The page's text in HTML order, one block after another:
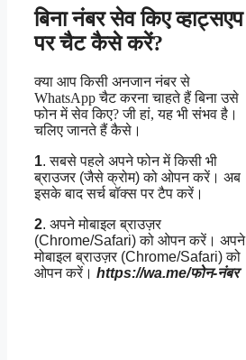
बिना नंबर सेव किए व्हाट्सएप
पर चैट कैसे करें?
क्या आप किसी अनजान नंबर से
WhatsApp चैट करना चाहते हैं बिना उसे
फोन में सेव किए? जी हां, यह भी संभव है।
चलिए जानते हैं कैसे।
1. सबसे पहले अपने फोन में किसी भी
ब्राउजर (जैसे क्रोम) को ओपन करें। अब
इसके बाद सर्च बॉक्स पर टैप करें।
2. अपने मोबाइल ब्राउज़र
(Chrome/Safari) को ओपन करें। अपने
मोबाइल ब्राउज़र (Chrome/Safari) को
ओपन करें। https://wa.me/फोन-नंबर